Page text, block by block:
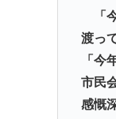
「
渡っ
「今
市民
感慨